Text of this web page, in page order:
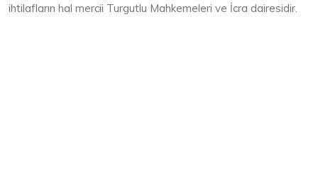
ihtilafların hal mercii Turgutlu Mahkemeleri ve İcra dairesidir.